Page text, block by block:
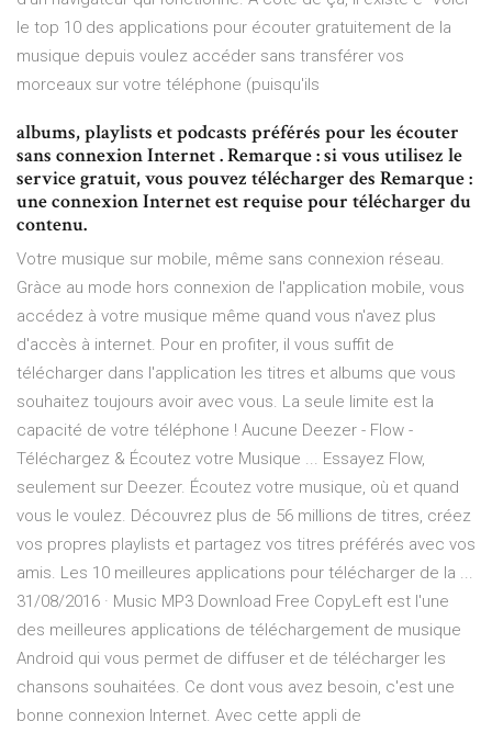
le top 10 des applications pour écouter gratuitement de la
musique depuis voulez accéder sans transférer vos
morceaux sur votre téléphone (puisqu'ils
albums, playlists et podcasts préférés pour les écouter
sans connexion Internet . Remarque : si vous utilisez le
service gratuit, vous pouvez télécharger des Remarque :
une connexion Internet est requise pour télécharger du
contenu.
Votre musique sur mobile, même sans connexion réseau.
Gràce au mode hors connexion de l'application mobile, vous
accédez à votre musique même quand vous n'avez plus
d'accès à internet. Pour en profiter, il vous suffit de
télécharger dans l'application les titres et albums que vous
souhaitez toujours avoir avec vous. La seule limite est la
capacité de votre téléphone ! Aucune Deezer - Flow -
Téléchargez & Écoutez votre Musique ... Essayez Flow,
seulement sur Deezer. Écoutez votre musique, où et quand
vous le voulez. Découvrez plus de 56 millions de titres, créez
vos propres playlists et partagez vos titres préférés avec vos
amis. Les 10 meilleures applications pour télécharger de la ...
31/08/2016 · Music MP3 Download Free CopyLeft est l'une
des meilleures applications de téléchargement de musique
Android qui vous permet de diffuser et de télécharger les
chansons souhaitées. Ce dont vous avez besoin, c'est une
bonne connexion Internet. Avec cette appli de